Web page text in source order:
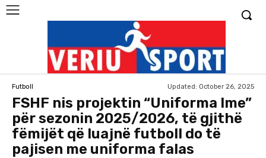
Futboll Updated: October 26, 2025
FSHF nis projektin “Uniforma Ime”
për sezonin 2025/2026, të gjithë
fëmijët që luajnë futboll do të
pajisen me uniforma falas